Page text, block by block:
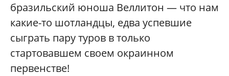
бразильский юноша Веллитон — что нам
какие-то шотландцы, едва успевшие
сыграть пару туров в только
стартовавшем своем окраинном
первенстве!